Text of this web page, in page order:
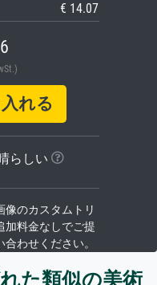
€ 14.07
れる
らしい
像のカスタムトリ
加料金なしでご提
わせください。
た類似の美術